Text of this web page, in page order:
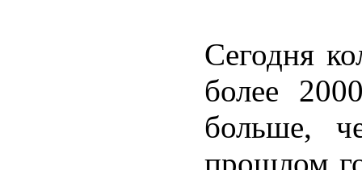
Сегодня
более
больше,
прошлом